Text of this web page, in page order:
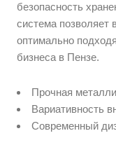
безопасность
система
оптимально
бизнеса в Пензе.
Прочная
Вариативность
Современный